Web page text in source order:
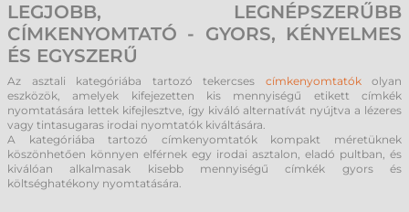
LEGJOBB, LEGNÉPSZERŰBB
CÍMKENYOMTATÓ - GYORS, KÉNYELMES
ÉS EGYSZERŰ
Az asztali kategóriába tartozó tekercses címkenyomtatókolyan
eszközök, amelyek kifejezetten kis mennyiségű etikett címkék
nyomtatására lettek kifejlesztve, így kiváló alternatívát nyújtva a lézeres
vagy tintasugaras irodai nyomtatók kiváltására.
A kategóriába tartozó címkenyomtatók kompakt méretüknek
köszönhetően könnyen elférnek egy irodai asztalon, eladó pultban, és
kiválóan alkalmasak kisebb mennyiségű címkék gyors és
költséghatékony nyomtatására.